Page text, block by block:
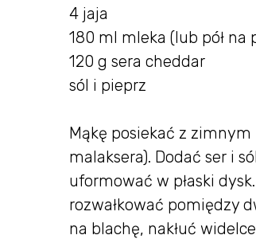
4 jaja
180 ml mleka (lub pół na
120 g sera cheddar
sól i pieprz
Mąkę posiekać z
malaksera). Dodać ser i
uformować w płaski
rozwałkować pomiędzy
na blachę, nakłuć